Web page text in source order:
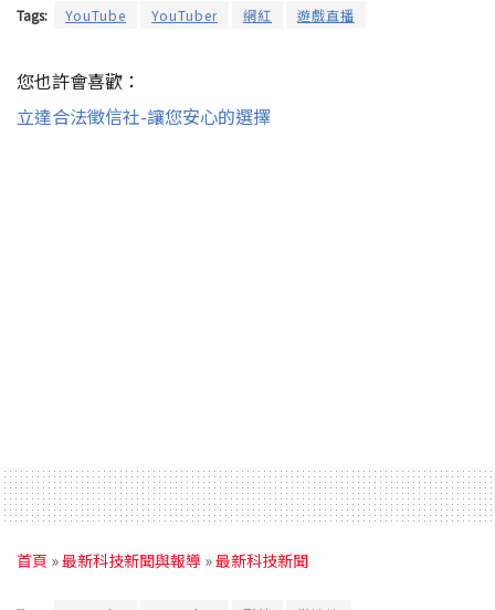
Tags: YouTube YouTuber 網紅 遊戲直播
您也許會喜歡：
立達合法徵信社-讓您安心的選擇
首頁 »最新科技新聞與報導 »最新科技新聞